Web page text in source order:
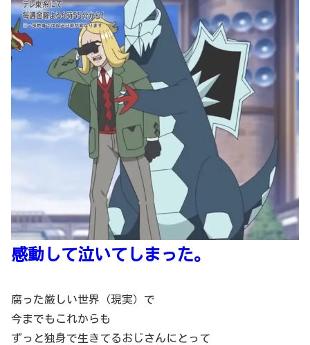
感動して泣いてしまった。
腐った厳しい世界（現実）で
今までもこれからも
ずっと独身で生きてるおじさんにとって